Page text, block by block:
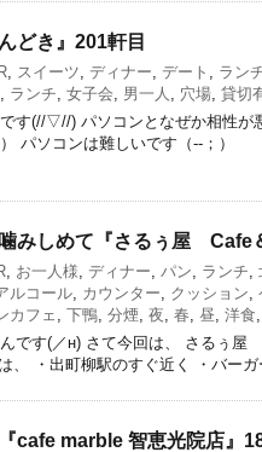
どき』201軒目
, スイーツ, ディナー, デート , ラン
, ランチ, 女子会, 男一人 , 穴場, 貸切
す(//▽//) パソコンとなぜか相性が
） パソコンは難しいです（‐‐；
みしめて『さるぅ屋 Cafe
, お一人様, ディナー, パン, ランチ,
ルコール, カウンター, クッション,
カフェ , 下鴨, 分煙, 夜, 春, 昼, 洋食,
です(／н) さて今回は、 さるぅ
、 ・出町柳駅のすぐ近く ・バー
cafe marble 智恵光院店』